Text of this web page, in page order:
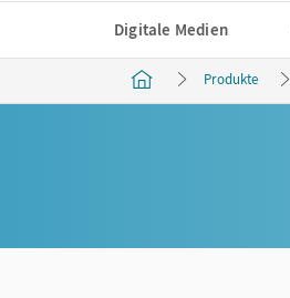
Digitale Medien
Produkte